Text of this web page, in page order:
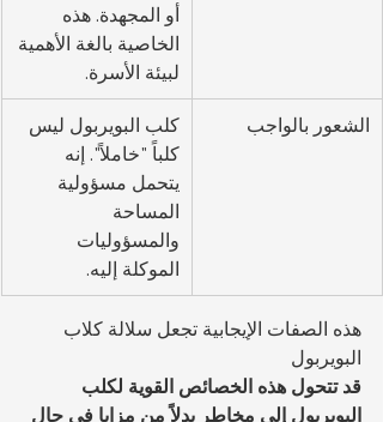
أو المجهدة. هذه
الخاصية بالغة الأهمية
لبيئة الأسرة.
الشعور بالواجب
كلب البويربول ليس
كلباً "خاملاً". إنه
يتحمل مسؤولية
المساحة
والمسؤوليات
الموكلة إليه.
هذه الصفات الإيجابية تجعل سلالة كلاب
البويربول
قد تتحول هذه الخصائص القوية لكلب
البويربول إلى مخاطر بدلاً من مزايا في حال